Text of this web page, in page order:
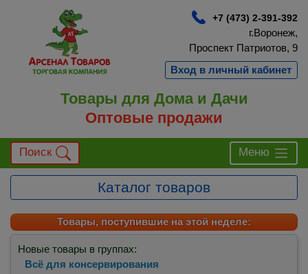
+7 (473) 2-391-392
г.Воронеж,
Проспект Патриотов, 9
Вход в личный кабинет
Товары для Дома и Дачи
Оптовые продажи
Поиск Меню
Каталог товаров
Товары, поступившие на этой неделе:
Новые товары в группах:
Всё для консервирования